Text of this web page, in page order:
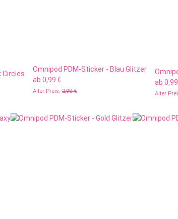
Circles
Omnipod PDM-Sticker - Blau Glitzer
ab 0,99 €
Alter Preis: 2,90 €
ab
Alter